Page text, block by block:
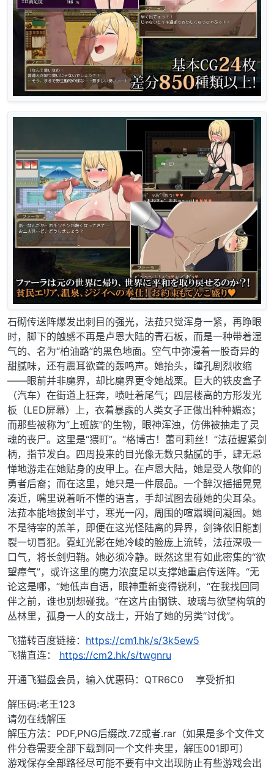
石砌传送阵爆发出刺目的强光，法菈只觉浑身一紧，再睁眼
时，脚下的触感不再是卢恩大陆的青石板，而是一种带着湿
气的、名为“柏油路”的黑色地面。空气中弥漫着一股奇异的
甜腻味，还有震耳欲聋的轰鸣声。她抬头，瞳孔剧烈收缩
——眼前并非魔界，却比魔界更令她战栗。巨大的铁皮盒子
（汽车）在街道上狂奔，喷吐着尾气；四层楼高的方形发光
板（LED屏幕）上，衣着暴露的人类女子正做出种种媚态；
而那些被称为“上班族”的生物，眼神浑浊，仿佛被抽走了灵
魂的丧尸。这里是“猥町”。“格博古！蕾可莉丝！”法菈握紧剑
柄，指节发白。四周投来的目光像无数只黏腻的手，肆无忌
惮地游走在她贴身的皮甲上。在卢恩大陆，她是受人敬仰的
勇者后裔；而在这里，她只是一件展品。一个醉汉摇摇晃晃
凑近，嘴里说着听不懂的语言，手却试图去碰她的尖耳朵。
法菈本能地拔剑半寸，寒光一闪，周围的喧嚣瞬间凝固。她
不是待宰的羔羊，即便在这光怪陆离的异界，剑锋依旧能割
裂一切冒犯。霓虹光影在她冷峻的脸庞上流转，法菈深吸一
口气，将长剑归鞘。她必须冷静。既然这里有如此密集的“欲
望瘴气”，或许这里的魔力浓度足以支撑她重启传送阵。“无
论这是哪，”她低声自语，眼神重新变得锐利，“在我找回同
伴之前，谁也别想碰我。”在这片由钢铁、玻璃与欲望构筑的
丛林里，孤身一人的女战士，开始了她的另类“讨伐”。
飞猫转百度链接： https://cm1.hk/s/3k5ew5
飞猫直连： https://cm2.hk/s/twgnru
开通飞猫盘会员，输入优惠码：QTR6C0 享受折扣
解压码:老王123
请勿在线解压
解压方法：PDF,PNG后缀改.7Z或者.rar（如果是多个文件文
件分卷需要全部下载到同一个文件夹里，解压001即可）
游戏保存全部路径尽可能不要有中文出现防止有些游戏会出